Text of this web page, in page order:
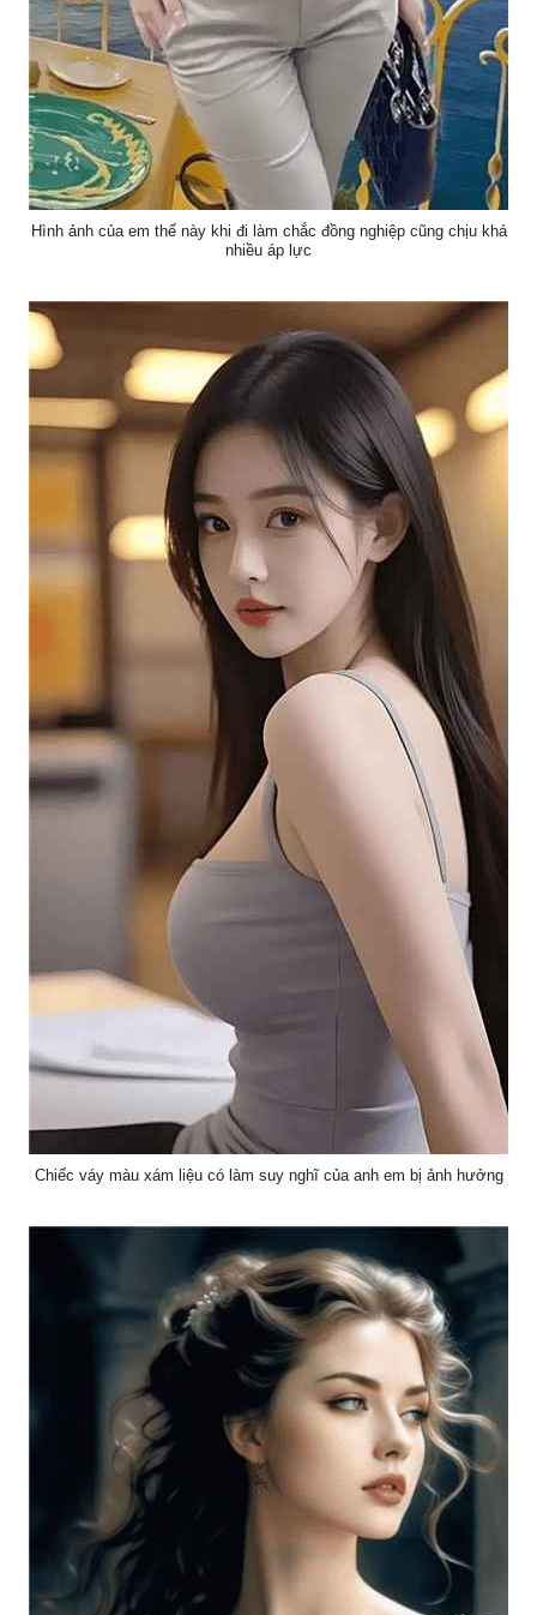
Hình ảnh của em thế này khi đi làm chắc đồng nghiệp cũng chịu khá
nhiều áp lực
Chiếc váy màu xám liệu có làm suy nghĩ của anh em bị ảnh hưởng